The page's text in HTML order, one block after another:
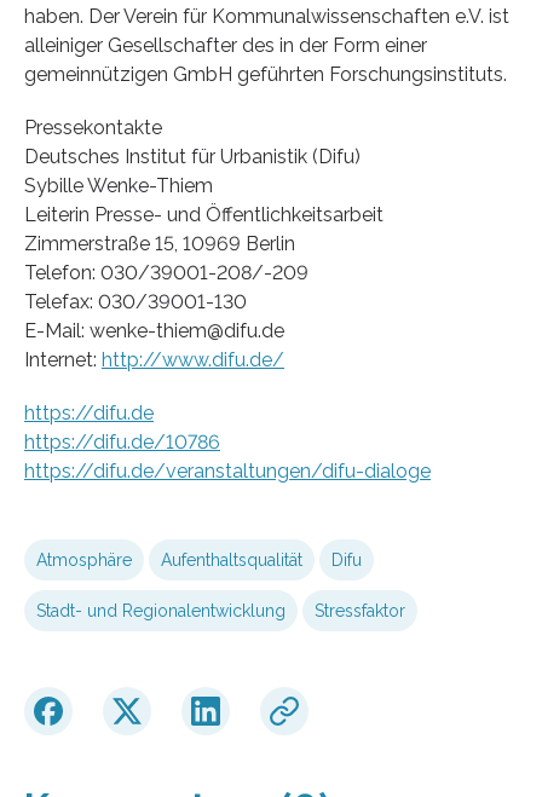
haben. Der Verein für Kommunalwissenschaften e.V. ist
alleiniger Gesellschafter des in der Form einer
gemeinnützigen GmbH geführten Forschungsinstituts.
Pressekontakte
Deutsches Institut für Urbanistik (Difu)
Sybille Wenke-Thiem
Leiterin Presse- und Öffentlichkeitsarbeit
Zimmerstraße 15, 10969 Berlin
Telefon: 030/39001-208/-209
Telefax: 030/39001-130
E-Mail: wenke-thiem@difu.de
Internet: http://www.difu.de/
https://difu.de
https://difu.de/10786
https://difu.de/veranstaltungen/difu-dialoge
Atmosphäre Aufenthaltsqualität Difu
Stadt- und Regionalentwicklung Stressfaktor